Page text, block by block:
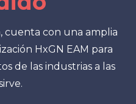
cuenta con una amplia
HxGN EAM para
de las industrias a las